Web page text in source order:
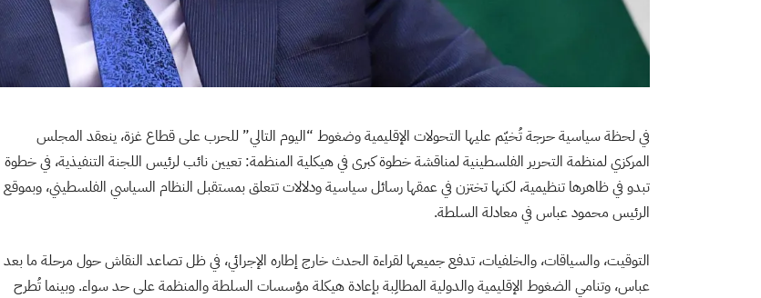
في لحظة سياسية حرجة تُخيّم عليها التحولات الإقليمية وضغوط “اليوم التالي” للحرب على قطاع غزة، ينعقد المجلس
المركزي لمنظمة التحرير الفلسطينية لمناقشة خطوة كبرى في هيكلية المنظمة: تعيين نائب لرئيس اللجنة التنفيذية، في خطوة
تبدو في ظاهرها تنظيمية، لكنها تختزن في عمقها رسائل سياسية ودلالات تتعلق بمستقبل النظام السياسي الفلسطيني، وبموقع
الرئيس محمود عباس في معادلة السلطة.
التوقيت، والسياقات، والخلفيات، تدفع جميعها لقراءة الحدث خارج إطاره الإجرائي، في ظل تصاعد النقاش حول مرحلة ما بعد
عباس، وتنامي الضغوط الإقليمية والدولية المطالِبة بإعادة هيكلة مؤسسات السلطة والمنظمة على حد سواء. وبينما تُطرح